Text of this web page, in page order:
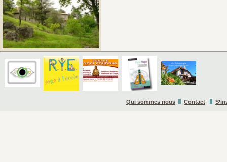
Qui sommes nous Contact